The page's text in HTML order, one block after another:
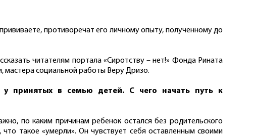
противоречат его личному опыту, полученному до
читателям портала «Сиротству – нет!» Фонда Рината
мастера социальной работы Веру Дризо.
у принятых в семью детей. С чего начать путь к
по каким причинам ребенок остался без родительского
такое «умерли». Он чувствует себя оставленным своими